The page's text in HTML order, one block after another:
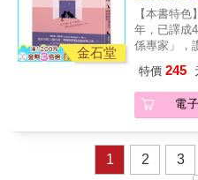
◎ 清理外
定持久的
趣，在財務
侶，還是想
書中傳授的
金石堂
【本書特
年，已譯成
係專家」，
和關係張力
都能化解爭
自全球人
問／聊天
／李家雯（
特價 245
電
1 2 3